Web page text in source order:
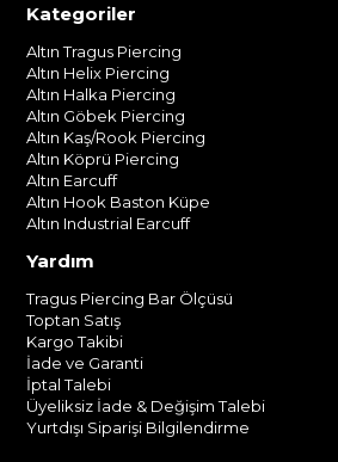
Kategoriler
Altın Tragus Piercing
Altın Helix Piercing
Altın Halka Piercing
Altın Göbek Piercing
Altın Kaş/Rook Piercing
Altın Köprü Piercing
Altın Earcuff
Altın Hook Baston Küpe
Altın Industrial Earcuff
Yardım
Tragus Piercing Bar Ölçüsü
Toptan Satış
Kargo Takibi
İade ve Garanti
İptal Talebi
Üyeliksiz İade & Değişim Talebi
Yurtdışı Siparişi Bilgilendirme